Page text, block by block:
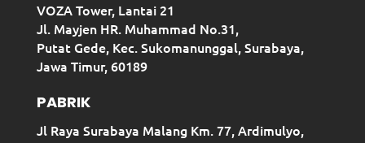
VOZA Tower, Lantai 21
Jl. Mayjen HR. Muhammad No.31,
Putat Gede, Kec. Sukomanunggal, Surabaya,
Jawa Timur, 60189
PABRIK
Jl Raya Surabaya Malang Km. 77, Ardimulyo,